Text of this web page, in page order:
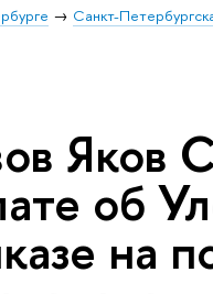
Санкт-
Яков
об
на